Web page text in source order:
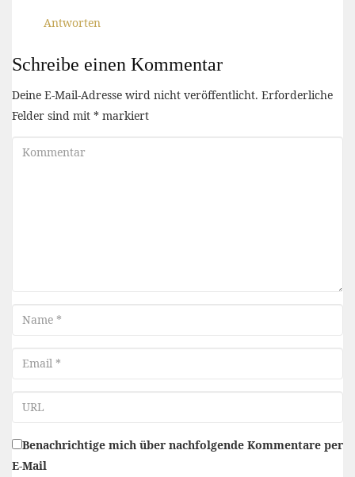
Antworten
Schreibe einen Kommentar
Deine E-Mail-Adresse wird nicht veröffentlicht. Erforderliche
Felder sind mit * markiert
Kommentar
Name
Email
Benachrichtige mich über nachfolgende Kommentare per
E-Mail